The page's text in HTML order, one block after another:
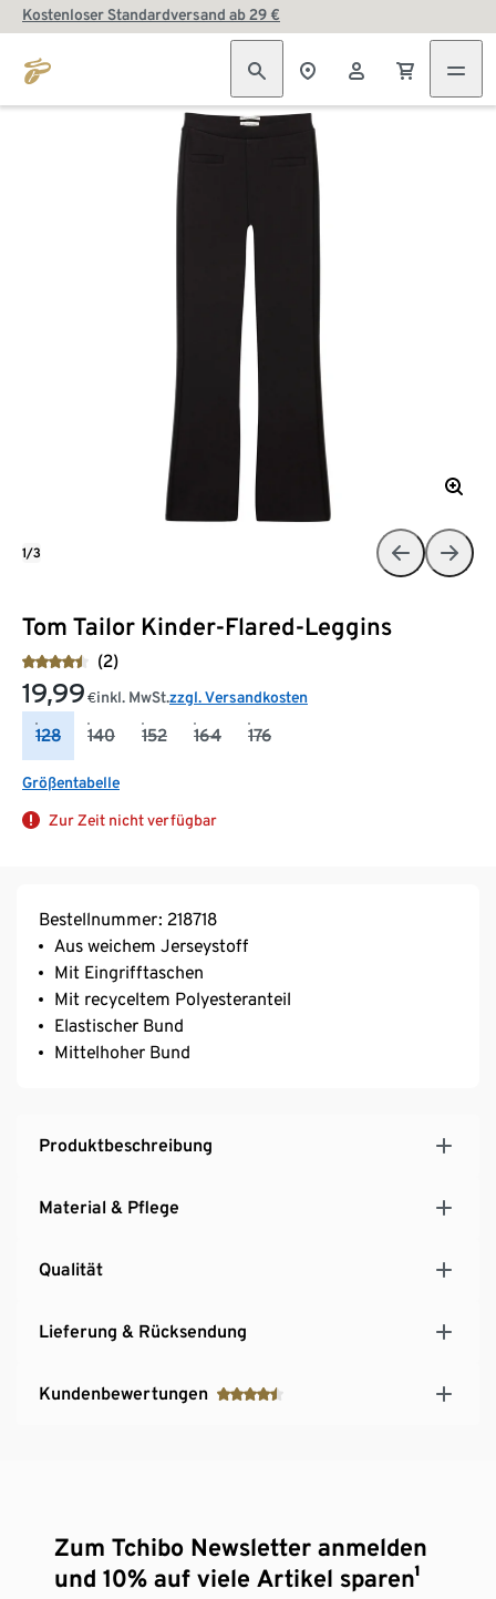
Kostenloser Standardversand ab 29 €
Tom Tailor Kinder-Flared-Leggins
(2)
19,99 €inkl. MwSt.zzgl. Versandkosten
128 140 152 164 176
Größentabelle
Zur Zeit nicht verfügbar
1/3
Bestellnummer: 218718
Aus weichem Jerseystoff
Mit Eingrifftaschen
Mit recyceltem Polyesteranteil
Elastischer Bund
Mittelhoher Bund
Produktbeschreibung
Material & Pflege
Qualität
Lieferung & Rücksendung
Kundenbewertungen
Zum Tchibo Newsletter anmelden
und 10% auf viele Artikel sparen¹